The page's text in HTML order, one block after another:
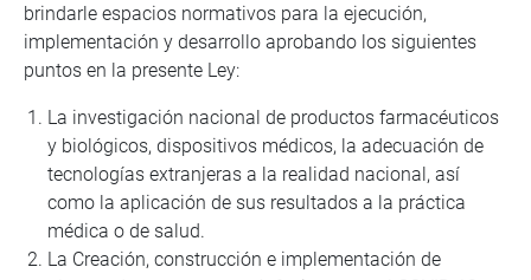
brindarle espacios normativos para la ejecución,
implementación y desarrollo aprobando los siguientes
puntos en la presente Ley:
La investigación nacional de productos farmacéuticos
y biológicos, dispositivos médicos, la adecuación de
tecnologías extranjeras a la realidad nacional, así
como la aplicación de sus resultados a la práctica
médica o de salud.
La Creación, construcción e implementación de